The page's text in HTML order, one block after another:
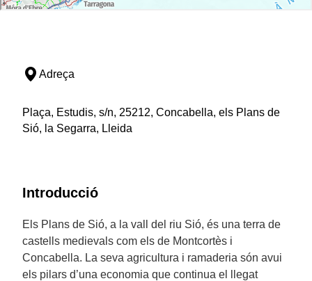
Adreça
Plaça, Estudis, s/n, 25212, Concabella, els Plans de
Sió, la Segarra, Lleida
Introducció
Els Plans de Sió, a la vall del riu Sió, és una terra de
castells medievals com els de Montcortès i
Concabella. La seva agricultura i ramaderia són avui
els pilars d’una economia que continua el llegat